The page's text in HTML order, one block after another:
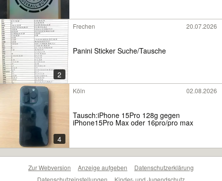
2
Frechen 20.07.2026
Panini Sticker Suche/Tausche
4
Köln 02.08.2026
Tausch:iPhone 15Pro 128g gegen
iPhone15Pro Max oder 16pro/pro max
Zur Webversion Anzeige aufgeben
Datenschutzerklärung
Datenschutzeinstellungen
Kinder- und Jugendschutz